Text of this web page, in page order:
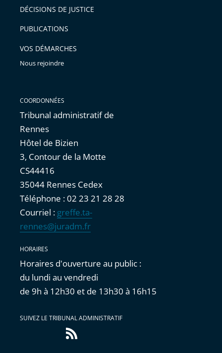
DÉCISIONS DE JUSTICE
PUBLICATIONS
VOS DÉMARCHES
Nous rejoindre
COORDONNÉES
Tribunal administratif de
Rennes
Hôtel de Bizien
3, Contour de la Motte
CS44416
35044 Rennes Cedex
Téléphone : 02 23 21 28 28
Courriel : greffe.ta-
rennes@juradm.fr
HORAIRES
Horaires d'ouverture au public :
du lundi au vendredi
de 9h à 12h30 et de 13h30 à 16h15
SUIVEZ LE TRIBUNAL ADMINISTRATIF
Flux
RSS